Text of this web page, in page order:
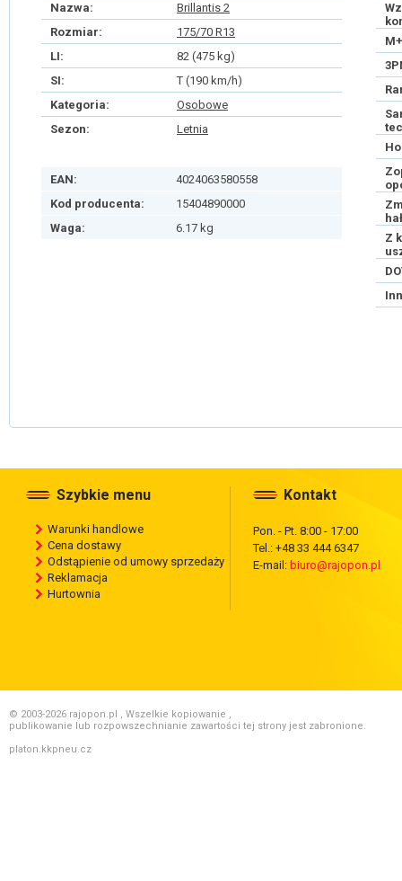
Nazwa:
Brillantis 2
Rozmiar:
175/70 R13
LI:
82 (475 kg)
SI:
T (190 km/h)
Kategoria:
Osobowe
Sezon:
Letnia
EAN:
4024063580558
Kod producenta:
15404890000
Waga:
6.17 kg
Z
Szybkie menu
Warunki handlowe
Cena dostawy
Odstąpienie od umowy sprzedaży
Reklamacja
Hurtownia
Kontakt
Pon. - Pt. 8:00 - 17:00
Tel.: +48 33 444 6347
E-mail: biuro@rajopon.pl
© 2003-2026 rajopon.pl , Wszelkie kopiowanie ,
publikowanie lub rozpowszechnianie zawartości tej strony jest zabronione.
platon.kkpneu.cz